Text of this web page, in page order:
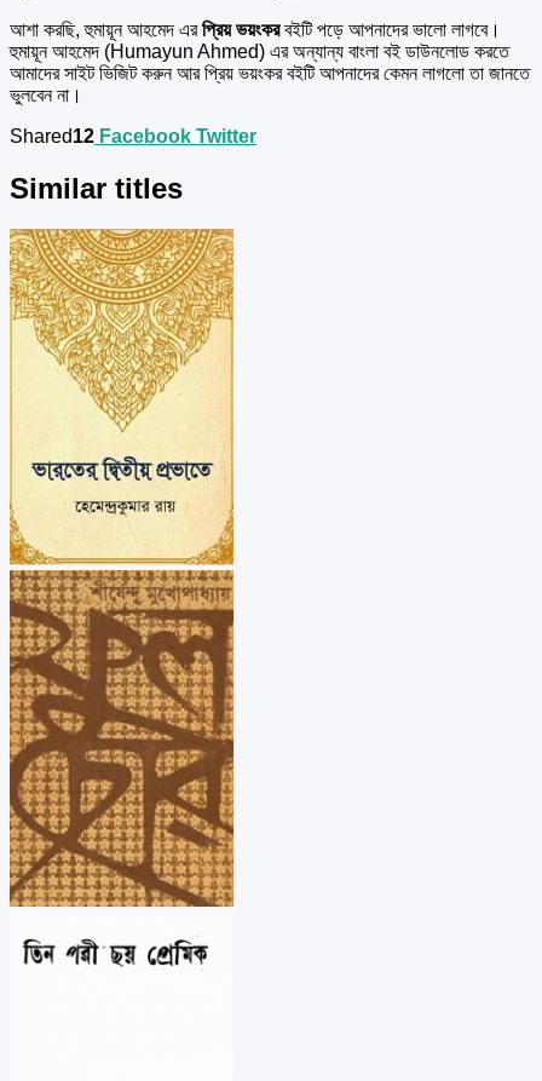
আশা করছি, হুমায়ূন আহমেদ এরপ্রিয় ভয়ংকরবইটি পড়ে আপনাদের ভালো লাগবে।
হুমায়ূন আহমেদ (Humayun Ahmed) এর অন্যান্য বাংলা বই ডাউনলোড করতে
আমাদের সাইট ভিজিট করুন আর প্রিয় ভয়ংকর বইটি আপনাদের কেমন লাগলো তা জানতে
ভুলবেন না।
Shared12 Facebook Twitter
Similar titles